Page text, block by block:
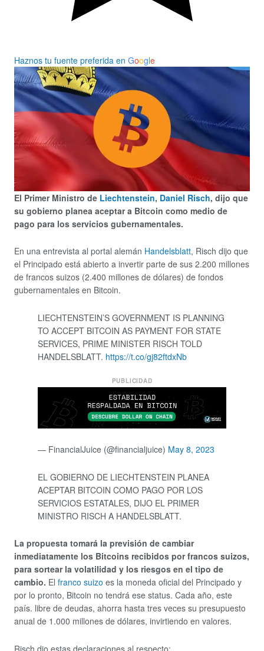
Haznos tu fuente preferida en Google
El Primer Ministro de Liechtenstein, Daniel Risch, dijo que
su gobierno planea aceptar a Bitcoin como medio de
pago para los servicios gubernamentales.
En una entrevista al portal alemán Handelsblatt, Risch dijo que
el Principado está abierto a invertir parte de sus 2.200 millones
de francos suizos (2.400 millones de dólares) de fondos
gubernamentales en Bitcoin.
LIECHTENSTEIN’S GOVERNMENT IS PLANNING
TO ACCEPT BITCOIN AS PAYMENT FOR STATE
SERVICES, PRIME MINISTER RISCH TOLD
HANDELSBLATT. https://t.co/gj82ftdxNb
PUBLICIDAD
— FinancialJuice (@financialjuice) May 8, 2023
EL GOBIERNO DE LIECHTENSTEIN PLANEA
ACEPTAR BITCOIN COMO PAGO POR LOS
SERVICIOS ESTATALES, DIJO EL PRIMER
MINISTRO RISCH A HANDELSBLATT.
La propuesta tomará la previsión de cambiar
inmediatamente los Bitcoins recibidos por francos suizos,
para sortear la volatilidad y los riesgos en el tipo de
cambio. El franco suizo es la moneda oficial del Principado y
por lo pronto, Bitcoin no tendrá ese status. Cada año, este
país. libre de deudas, ahorra hasta tres veces su presupuesto
anual de 1.000 millones de dólares, invirtiendo en valores.
Risch dio estas declaraciones al respecto: